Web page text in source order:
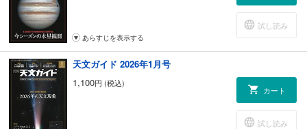
試し読み
あらすじを表示する
天文ガイド 2026年1月号
1,100円 (税込)
カート
試し読み